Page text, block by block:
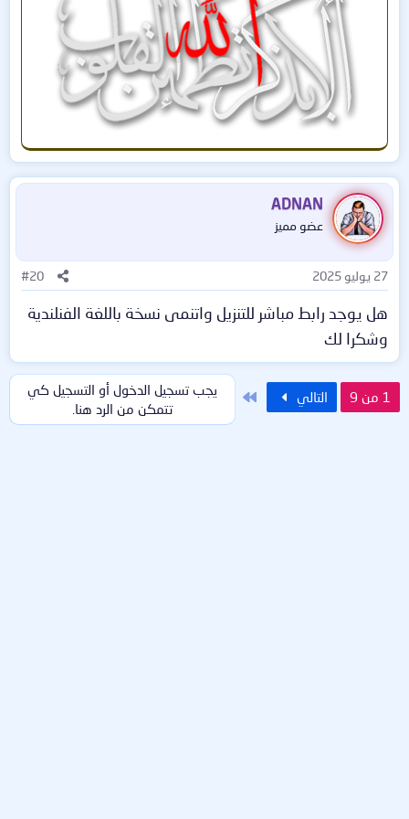
أتمنى أن ينال موضوعي إعجابكم ❤️
ADNAN
عضو مميز
27 يوليو 2025 #20
هل يوجد رابط مباشر للتنزيل واتنمى نسخة باللغة الفنلندية
وشكرا لك
1 من 9 التالي الاخيريجب تسجيل الدخول أو التسجيل كي
تتمكن من الرد هنا.